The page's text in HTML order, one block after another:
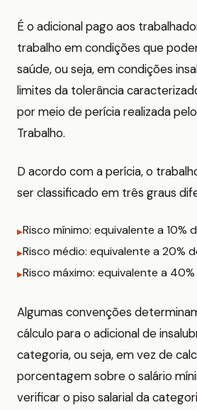
É o adicional pago aos
trabalho em condições que
saúde, ou seja, em condições
limites da tolerância
por meio de perícia realizada
Trabalho.
D acordo com a perícia, o
ser classificado em três graus
Risco mínimo: equivalente a 10%
Risco médio: equivalente a 20%
Risco máximo: equivalente a
Algumas convenções
cálculo para o adicional de
categoria, ou seja, em vez de
porcentagem sobre o salário
verificar o piso salarial da